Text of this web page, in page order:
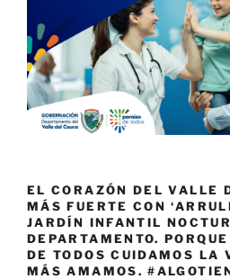
EL CORAZÓN DEL VALLE
MÁS FUERTE CON
JARDÍN INFANTIL
DEPARTAMENTO.
DE TODOS CUIDAMOS LA
MÁS AMAMOS.